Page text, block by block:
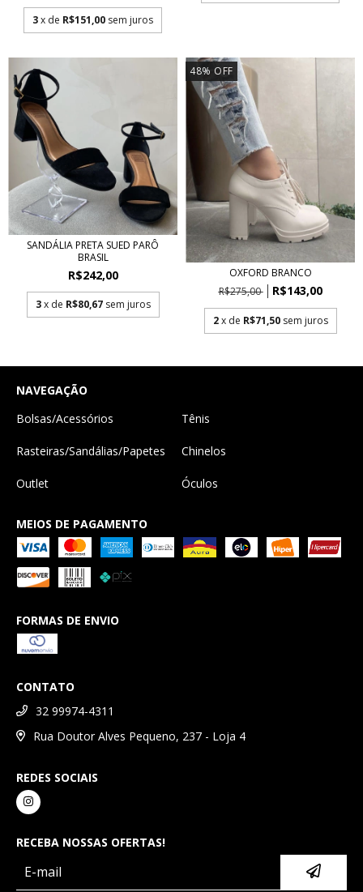
3x de R$151,00 sem juros
SANDÁLIA PRETA SUED PARÔ
BRASIL
R$242,00
3 x de R$80,67 sem juros
48% OFF
OXFORD BRANCO
R$275,00
R$143,00
2 x de R$71,50 sem juros
NAVEGAÇÃO
Bolsas/Acessórios
Tênis
Rasteiras/Sandálias/Papetes Chinelos
Outlet Óculos
MEIOS DE PAGAMENTO
FORMAS DE ENVIO
CONTATO
32 99974-4311
Rua Doutor Alves Pequeno, 237 - Loja 4
REDES SOCIAIS
RECEBA NOSSAS OFERTAS!